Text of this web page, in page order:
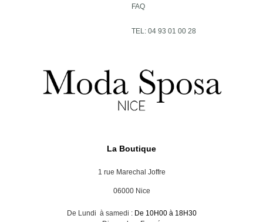
FAQ
TEL: 04 93 01 00 28
La Boutique
1 rue Marechal Joffre
06000 Nice
De Lundi à samedi : De 10H00 à 18H30